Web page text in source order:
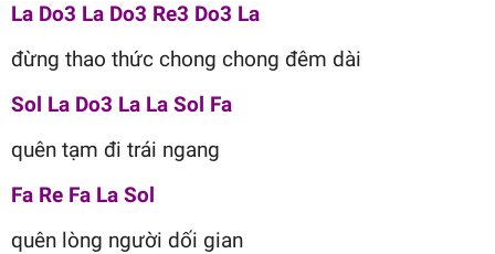
La Do3 La Do3 Re3 Do3 La
đừng thao thức chong chong đêm dài
Sol La Do3 La La Sol Fa
quên tạm đi trái ngang
Fa Re Fa La Sol
quên lòng người dối gian